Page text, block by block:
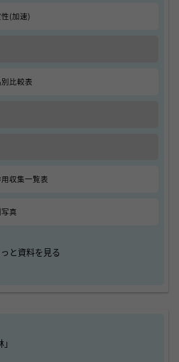
(加速)
比較表
収集一覧表
真
と資料を見る